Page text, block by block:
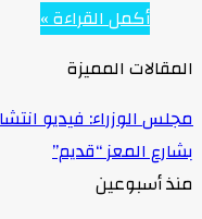
أكمل القراءة »
المقالات المميزة
مجلس الوزراء: فيديو
بشارع المعز “قديم”
منذ أسبوعين